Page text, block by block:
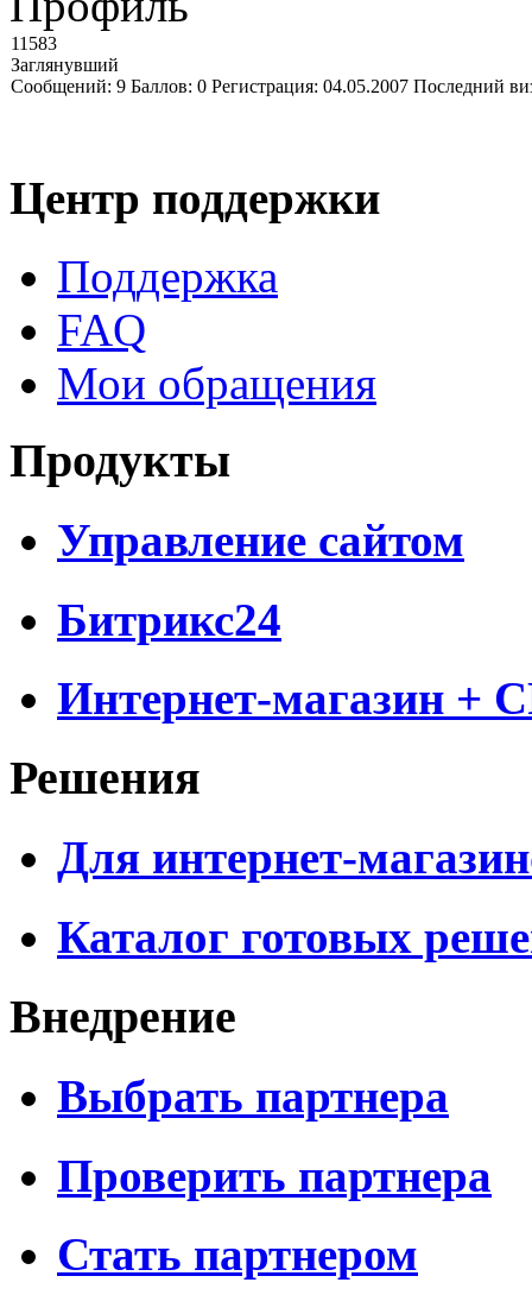
11583
Заглянувший
Сообщений: 9 Баллов: 0 Регистрация: 04.05.2007 Последний
Центр поддержки
Поддержка
FAQ
Мои обращения
Продукты
Управление сайтом
Битрикс24
Интернет-магазин +
Решения
Для интернет-
Каталог готовых
Внедрение
Выбрать партнера
Проверить партнера
Стать партнером